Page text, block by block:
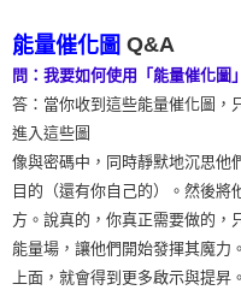
能量催化圖 Q&A
問：我要如何使用「能量催化圖
答：當你收到這些能量催化圖，
進入這些圖
像與密碼中，同時靜默地沉思他
目的（還有你自己的）。然後
方。說真的，你真正需要做的，
能量場，讓他們開始發揮其魔力
上面，就會得到更多啟示與提